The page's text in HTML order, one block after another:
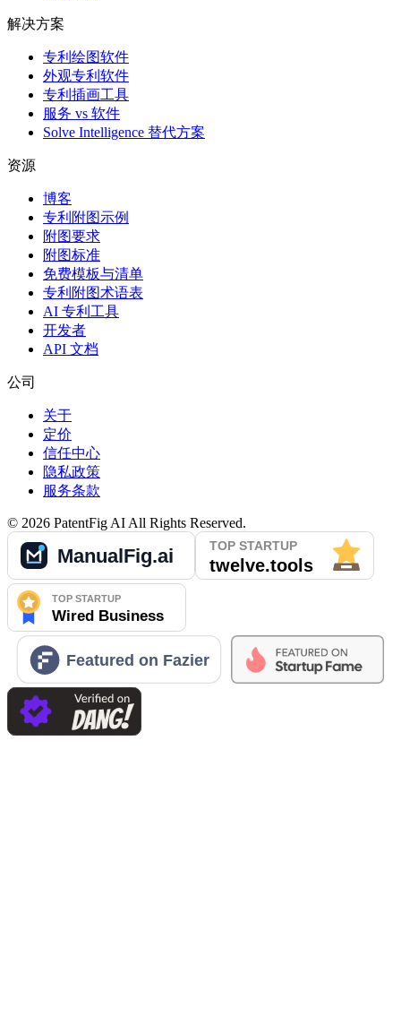
解决方案
专利绘图软件
外观专利软件
专利插画工具
服务 vs 软件
Solve Intelligence 替代方案
资源
博客
专利附图示例
附图要求
附图标准
免费模板与清单
专利附图术语表
AI 专利工具
开发者
API 文档
公司
关于
定价
信任中心
隐私政策
服务条款
© 2026 PatentFig AI All Rights Reserved.